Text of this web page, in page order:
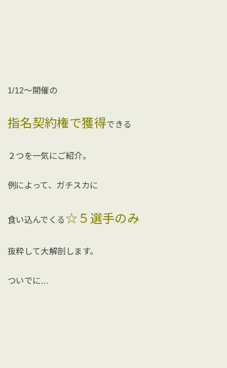
1/12〜開催の
指名契約権で獲得できる
２つを一気にご紹介。
例によって、ガチスカに
食い込んでくる ☆５選手のみ
抜粋して大解剖します。
ついでに…